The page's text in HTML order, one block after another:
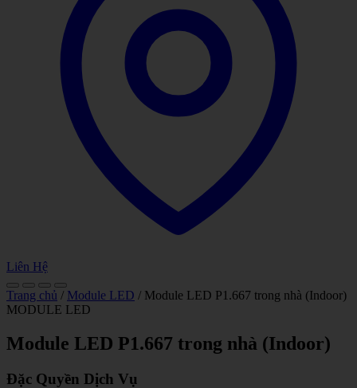
Liên Hệ
Trang chủ / Module LED / Module LED P1.667 trong nhà (Indoor)
MODULE LED
Module LED P1.667 trong nhà (Indoor)
Đặc Quyền Dịch Vụ